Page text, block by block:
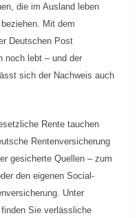
die im Ausland leben
Mit dem
Deutschen Post
noch lebt – und der
sich der Nachweis auch
Rente tauchen
Rentenversicherung
gesicherte Quellen – zum
den eigenen Social-
Unter
finden Sie verlässliche